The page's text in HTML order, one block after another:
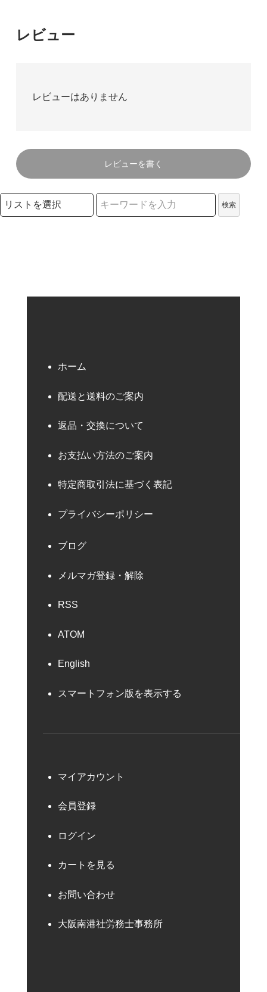
レビュー
レビューはありません
レビューを書く
検索リストの選択
検索
ホーム
配送と送料のご案内
返品・交換について
お支払い方法のご案内
特定商取引法に基づく表記
プライバシーポリシー
ブログ
メルマガ登録・解除
RSS
ATOM
English
スマートフォン版を表示する
マイアカウント
会員登録
ログイン
カートを見る
お問い合わせ
大阪南港社労務士事務所